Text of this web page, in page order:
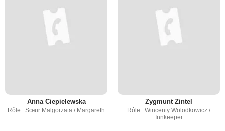
Anna Ciepielewska
Rôle : Sœur Malgorzata / Margareth
Zygmunt Zintel
Rôle : Wincenty Wolodkowicz /
Innkeeper